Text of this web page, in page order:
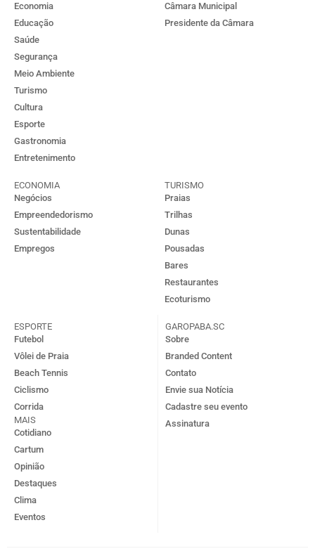
Economia
Educação
Saúde
Segurança
Meio Ambiente
Turismo
Cultura
Esporte
Gastronomia
Entretenimento
Câmara Municipal
Presidente da Câmara
ECONOMIA
Negócios
Empreendedorismo
Sustentabilidade
Empregos
TURISMO
Praias
Trilhas
Dunas
Pousadas
Bares
Restaurantes
Ecoturismo
ESPORTE
Futebol
Vôlei de Praia
Beach Tennis
Ciclismo
Corrida
MAIS
Cotidiano
Cartum
Opinião
Destaques
Clima
Eventos
GAROPABA.SC
Sobre
Branded Content
Contato
Envie sua Notícia
Cadastre seu evento
Assinatura